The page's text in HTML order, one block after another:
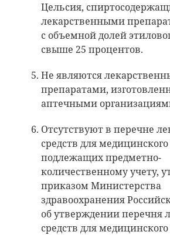
Цельсия,
лекарственными
с объемной долей
свыше 25 процентов.
Не являются
препаратами,
аптечными
Отсутствуют в перечне
средств для
подлежащих предметно-
количественному учету,
приказом Министерства
здравоохранения
об утверждении перечня
средств для